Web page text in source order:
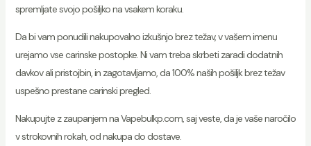
spremljate svojo pošiljko na vsakem koraku.
Da bi vam ponudili nakupovalno izkušnjo brez težav, v vašem imenu
urejamo vse carinske postopke. Ni vam treba skrbeti zaradi dodatnih
davkov ali pristojbin, in zagotavljamo, da 100% naših pošiljk brez težav
uspešno prestane carinski pregled.
Nakupujte z zaupanjem na Vapebulkp.com, saj veste, da je vaše naročilo
v strokovnih rokah, od nakupa do dostave.